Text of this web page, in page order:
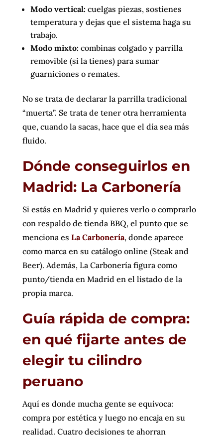
Modo vertical: cuelgas piezas, sostienes
temperatura y dejas que el sistema haga su
trabajo.
Modo mixto: combinas colgado y parrilla
removible (si la tienes) para sumar
guarniciones o remates.
No se trata de declarar la parrilla tradicional
“muerta”. Se trata de tener otra herramienta
que, cuando la sacas, hace que el día sea más
fluido.
Dónde conseguirlos en
Madrid: La Carbonería
Si estás en Madrid y quieres verlo o comprarlo
con respaldo de tienda BBQ, el punto que se
menciona es La Carbonería, donde aparece
como marca en su catálogo online (Steak and
Beer). Además, La Carbonería figura como
punto/tienda en Madrid en el listado de la
propia marca.
Guía rápida de compra:
en qué fijarte antes de
elegir tu cilindro
peruano
Aquí es donde mucha gente se equivoca:
compra por estética y luego no encaja en su
realidad. Cuatro decisiones te ahorran